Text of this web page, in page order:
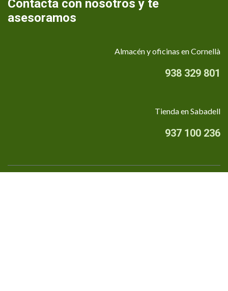
Contacta con nosotros y te
asesoramos
Almacén y oficinas en Cornellà
938 329 801
Tienda en Sabadell
937 100 236